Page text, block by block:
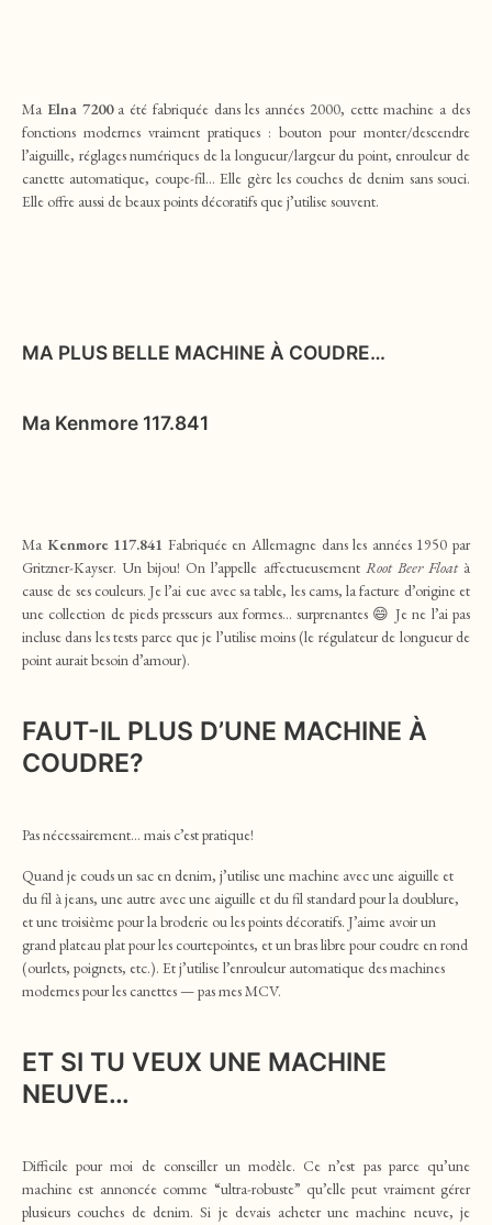
Ma Elna 7200 a été fabriquée dans les années 2000, cette machine a des
fonctions modernes vraiment pratiques : bouton pour monter/descendre
l’aiguille, réglages numériques de la longueur/largeur du point, enrouleur de
canette automatique, coupe-fil… Elle gère les couches de denim sans souci.
Elle offre aussi de beaux points décoratifs que j’utilise souvent.
MA PLUS BELLE MACHINE À COUDRE…
Ma Kenmore 117.841
Ma Kenmore 117.841 Fabriquée en Allemagne dans les années 1950 par
Gritzner-Kayser. Un bijou! On l’appelle affectueusement Root Beer Floatà
cause de ses couleurs. Je l’ai eue avec sa table, les cams, la facture d’origine et
une collection de pieds presseurs aux formes… surprenantes 😄 Je ne l’ai pas
incluse dans les tests parce que je l’utilise moins (le régulateur de longueur de
point aurait besoin d’amour).
FAUT-IL PLUS D’UNE MACHINE À
COUDRE?
Pas nécessairement… mais c’est pratique!
Quand je couds un sac en denim, j’utilise une machine avec une aiguille et
du fil à jeans, une autre avec une aiguille et du fil standard pour la doublure,
et une troisième pour la broderie ou les points décoratifs. J’aime avoir un
grand plateau plat pour les courtepointes, et un bras libre pour coudre en rond
(ourlets, poignets, etc.). Et j’utilise l’enrouleur automatique des machines
modernes pour les canettes — pas mes MCV.
ET SI TU VEUX UNE MACHINE
NEUVE…
Difficile pour moi de conseiller un modèle. Ce n’est pas parce qu’une
machine est annoncée comme “ultra-robuste” qu’elle peut vraiment gérer
plusieurs couches de denim. Si je devais acheter une machine neuve, je